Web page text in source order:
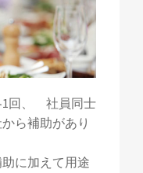
1回、 社員同士
ら補助があり
に加えて用途